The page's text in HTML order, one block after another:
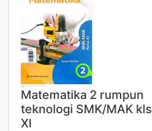
Matematika 2 rumpun
teknologi SMK/MAK kls
XI